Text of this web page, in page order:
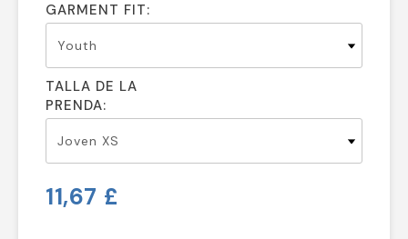
GARMENT FIT:
TALLA DE LA
PRENDA:
11,67 £